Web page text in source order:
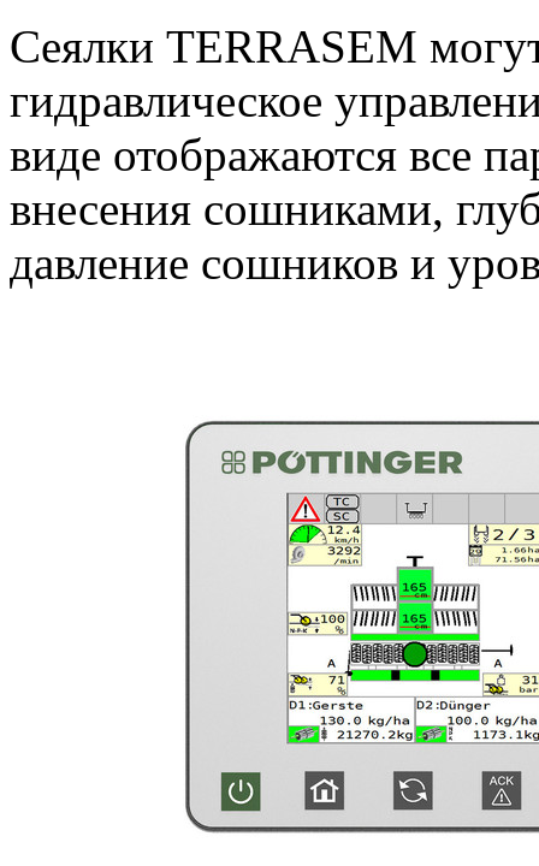
Сеялки TERRASEM
гидравлическое
виде отображаются все
внесения сошниками,
давление сошников и